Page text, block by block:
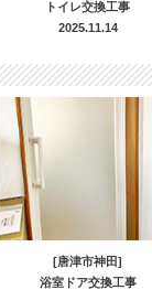
トイレ交換工事
2025.11.14
[唐津市神田]
浴室ドア交換工事